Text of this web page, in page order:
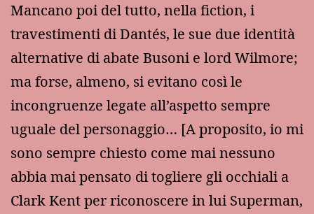
Mancano poi del tutto, nella fiction, i
travestimenti di Dantés, le sue due identità
alternative di abate Busoni e lord Wilmore;
ma forse, almeno, si evitano così le
incongruenze legate all’aspetto sempre
uguale del personaggio… [A proposito, io mi
sono sempre chiesto come mai nessuno
abbia mai pensato di togliere gli occhiali a
Clark Kent per riconoscere in lui Superman,